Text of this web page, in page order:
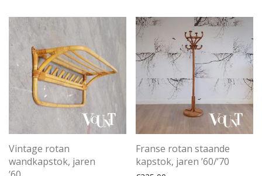
Vintage rotan
wandkapstok, jaren
Franse rotan staande
kapstok, jaren ’60/’70